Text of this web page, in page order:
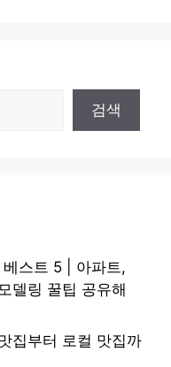
검색
스트 5 | 아파트,
델링 꿀팁 공유해
집부터 로컬 맛집까